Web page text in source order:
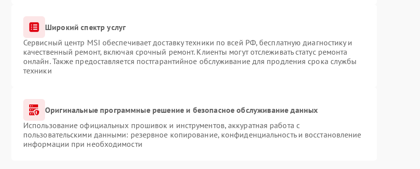
Широкий спектр услуг
Сервисный центр MSI обеспечивает доставку техники по всей РФ, бесплатную диагностику и
качественный ремонт, включая срочный ремонт. Клиенты могут отслеживать статус ремонта
онлайн. Также предоставляется постгарантийное обслуживание для продления срока службы
техники
Оригинальные программные решение и безопасное обслуживание данных
Использование официальных прошивок и инструментов, аккуратная работа с
пользовательскими данными: резервное копирование, конфиденциальность и восстановление
информации при необходимости